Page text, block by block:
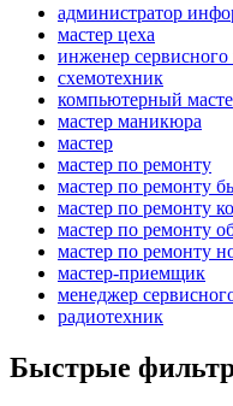
администратор
мастер цеха
инженер сервисного
схемотехник
компьютерный
мастер маникюра
мастер
мастер по ремонту
мастер по ремонту
мастер по ремонту
мастер по ремонту
мастер по ремонту
мастер-приемщик
менеджер
радиотехник
Быстрые